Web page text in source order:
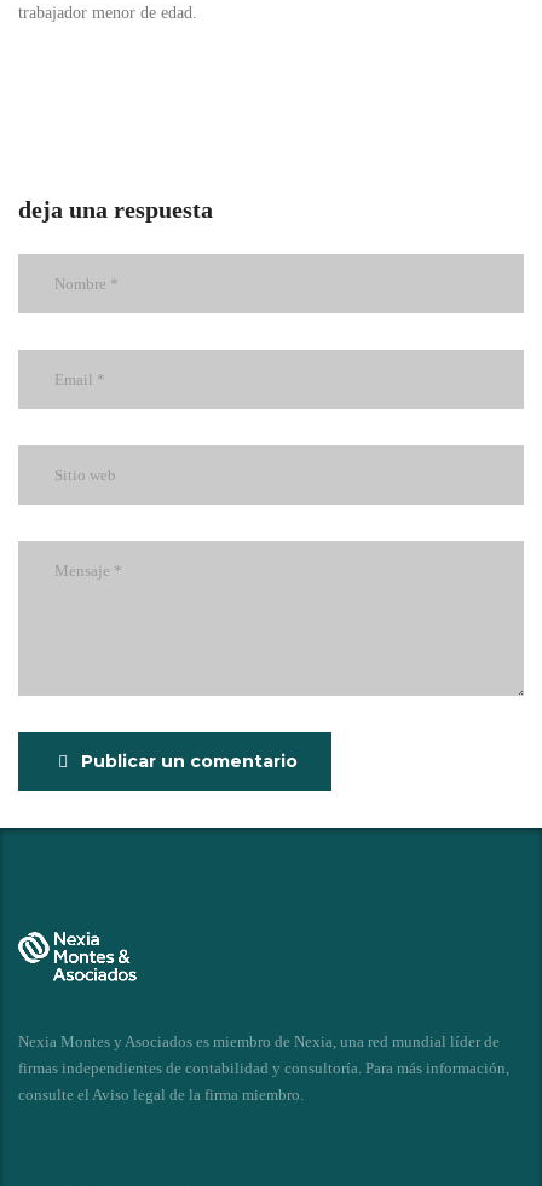
trabajador menor de edad.
deja una respuesta
Publicar un comentario
Nexia Montes y Asociados es miembro de Nexia, una red mundial líder de
firmas independientes de contabilidad y consultoría. Para más información,
consulte el Aviso legal de la firma miembro.